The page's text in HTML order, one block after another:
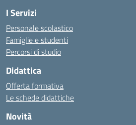
I Servizi
Personale scolastico
Famiglie e studenti
Percorsi di studio
Didattica
Offerta formativa
Le schede didattiche
Novità